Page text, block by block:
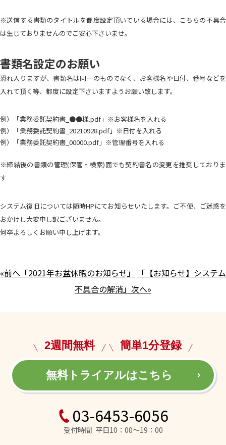
※送信する書類のタイトルを都度設定頂いている場合には、こちらの不具合
は生じておりませんのでご安心下さいませ。
書類名設定のお願い
恐れ入りますが、書類名は同一のものでなく、お客様名や日付、番号などを
入れて頂く等、都度に設定下さいますようお願い致します。
例）「業務委託契約書_●●様.pdf」※お客様名を入れる
例）「業務委託契約書_20210928.pdf」※日付を入れる
例）「業務委託契約書_00000.pdf」※管理番号を入れる
※締結後の書類の管理(保管・検索)面でも契約書名の変更を推奨しておりま
す
システム復旧については随時HPにてお知らせいたします。ご不便、ご迷惑を
おかけし大変申し訳ございません。
何卒よろしくお願い申し上げます。
«前へ「2021年お盆休暇のお知らせ」
「【お知らせ】システム
不具合の解消」次へ»
2週間無料 簡単1分登録
無料トライアルはこちら
03-6453-6056
受付時間 平日10：00～19：00